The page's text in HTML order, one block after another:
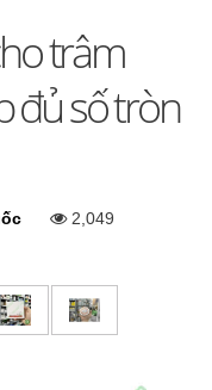
trâm
đủ số tròn
2,049